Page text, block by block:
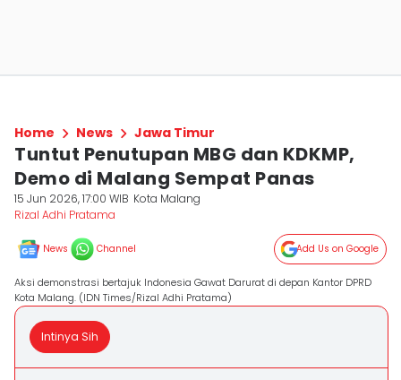
Home News Jawa Timur
Tuntut Penutupan MBG dan KDKMP,
Demo di Malang Sempat Panas
15 Jun 2026, 17:00 WIB Kota Malang
Rizal Adhi Pratama
News Channel Add Us on Google
Aksi demonstrasi bertajuk Indonesia Gawat Darurat di depan Kantor DPRD
Kota Malang. (IDN Times/Rizal Adhi Pratama)
Intinya Sih